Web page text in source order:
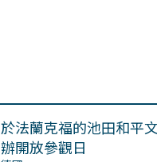
於法蘭克福的池田和平
辦開放參觀日